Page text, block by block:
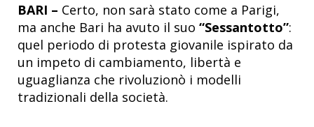
BARI – Certo, non sarà stato come a Parigi,
ma anche Bari ha avuto il suo “Sessantotto”:
quel periodo di protesta giovanile ispirato da
un impeto di cambiamento, libertà e
uguaglianza che rivoluzionò i modelli
tradizionali della società.